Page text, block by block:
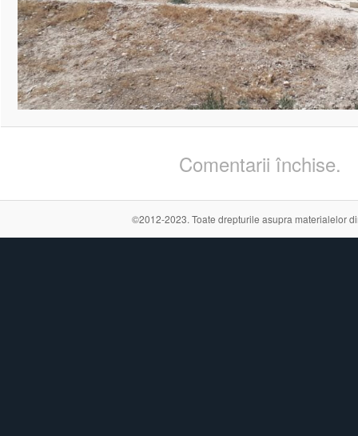
Comentarii închise.
©2012-2023. Toate drepturile asupra materialelor